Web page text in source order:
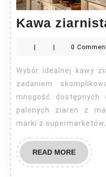
Kawa
0
Wybór idealnej kawy ziarnistej może wydawać się
zadaniem
mnogość
palonych ziaren z
marki z
READ MOREREAD
MORE